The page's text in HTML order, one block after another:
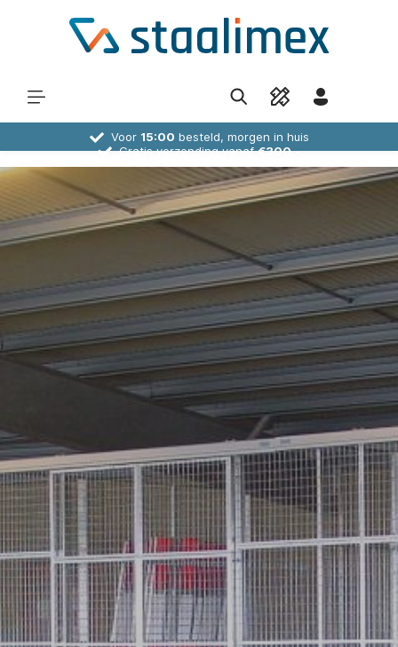
Voor 15:00 besteld, morgen in huis
Gratis verzending vanaf€300,-
30 dagenbedenktijd Deskundigadvies